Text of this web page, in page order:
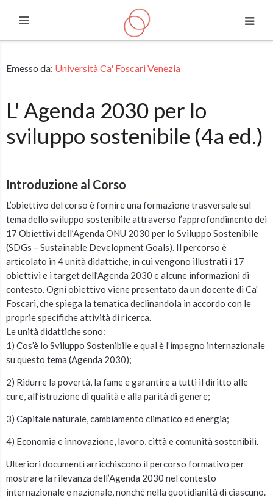
Espandi
Emesso da: Università Ca' Foscari Venezia
L' Agenda 2030 per lo
sviluppo sostenibile (4a ed.)
Introduzione al Corso
L’obiettivo del corso è fornire una formazione trasversale sul
tema dello sviluppo sostenibile attraverso l’approfondimento dei
17 Obiettivi dell’Agenda ONU 2030 per lo Sviluppo Sostenibile
(SDGs – Sustainable Development Goals). Il percorso è
articolato in 4 unità didattiche, in cui vengono illustrati i 17
obiettivi e i target dell’Agenda 2030 e alcune informazioni di
contesto. Ogni obiettivo viene presentato da un docente di Ca'
Foscari, che spiega la tematica declinandola in accordo con le
proprie specifiche attività di ricerca.
Le unità didattiche sono:
1) Cos’è lo Sviluppo Sostenibile e qual è l’impegno internazionale
su questo tema (Agenda 2030);
2) Ridurre la povertà, la fame e garantire a tutti il diritto alle
cure, all’istruzione di qualità e alla parità di genere;
3) Capitale naturale, cambiamento climatico ed energia;
4) Economia e innovazione, lavoro, città e comunità sostenibili.
Ulteriori documenti arricchiscono il percorso formativo per
mostrare la rilevanza dell’Agenda 2030 nel contesto
internazionale e nazionale, nonché nella quotidianità di ciascuno.